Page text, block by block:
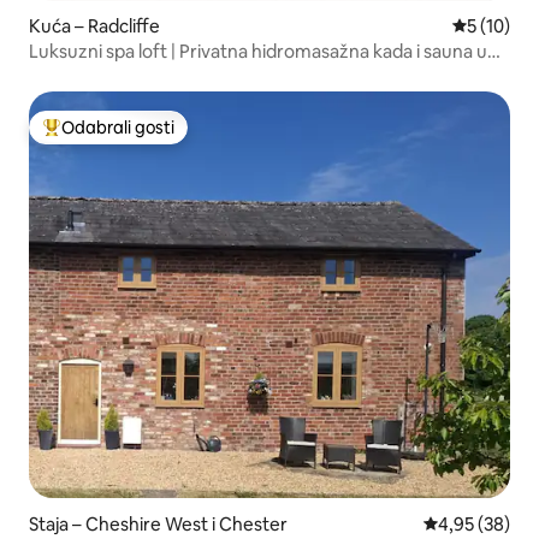
Kuća – Radcliffe Prosječna
5 (10)
Luksuzni spa loft | Privatna hidromasažna kada i sauna u
Među najviše rangiranima s oznakom „Odabrali gosti”
Odabrali gosti
Staja – Cheshire West i Chester Prosječna
4,95 (38)